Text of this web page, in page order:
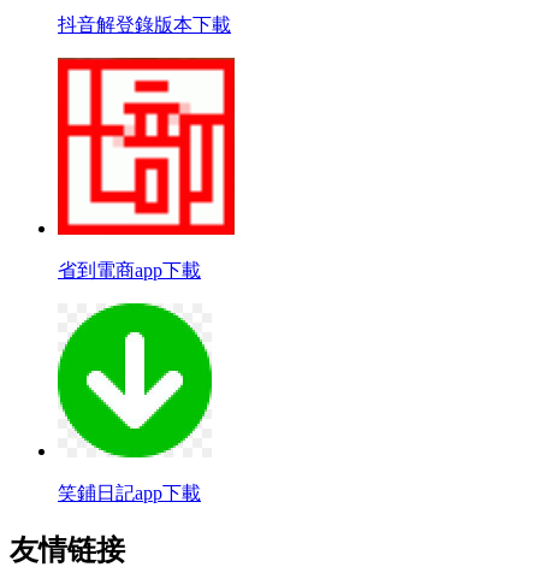
抖音解登錄版本下載
省到電商app下載
笑鋪日記app下載
友情链接